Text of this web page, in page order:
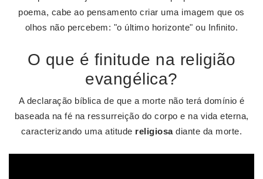
poema, cabe ao pensamento criar uma imagem que os
olhos não percebem: "o último horizonte" ou Infinito.
O que é finitude na religião
evangélica?
A declaração bíblica de que a morte não terá domínio é
baseada na fé na ressurreição do corpo e na vida eterna,
caracterizando uma atitude religiosadiante da morte.